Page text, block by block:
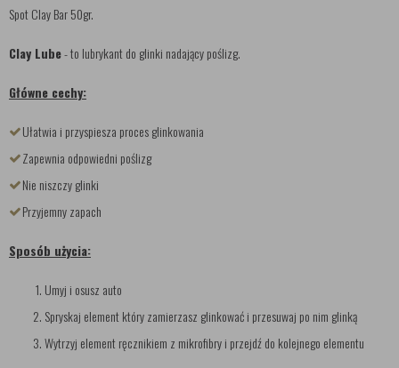
Spot Clay Bar 50gr.
Clay Lube- to lubrykant do glinki nadający poślizg.
Główne cechy:
Ułatwia i przyspiesza proces glinkowania
Zapewnia odpowiedni poślizg
Nie niszczy glinki
Przyjemny zapach
Sposób użycia:
Umyj i osusz auto
Spryskaj element który zamierzasz glinkować i przesuwaj po nim glinką
Wytrzyj element ręcznikiem z mikrofibry i przejdź do kolejnego elementu